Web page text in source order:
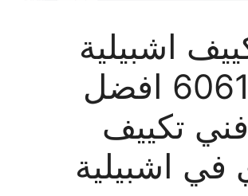
اشبيلية
60615556 افضل
تكييف
في اشبيلية